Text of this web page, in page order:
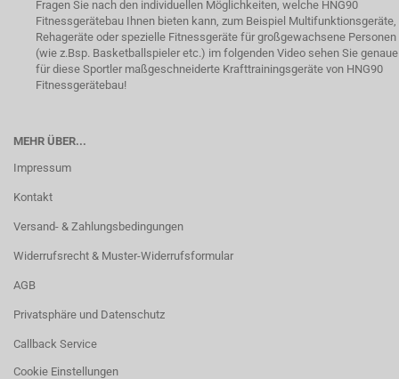
Fragen Sie nach den individuellen Möglichkeiten, welche HNG90
Fitnessgerätebau Ihnen bieten kann, zum Beispiel Multifunktionsgeräte,
Rehageräte oder spezielle Fitnessgeräte für großgewachsene Personen
(wie z.Bsp. Basketballspieler etc.) im folgenden Video sehen Sie genaue
für diese Sportler maßgeschneiderte Krafttrainingsgeräte von HNG90
Fitnessgerätebau!
MEHR ÜBER...
Impressum
Kontakt
Versand- & Zahlungsbedingungen
Widerrufsrecht & Muster-Widerrufsformular
AGB
Privatsphäre und Datenschutz
Callback Service
Cookie Einstellungen